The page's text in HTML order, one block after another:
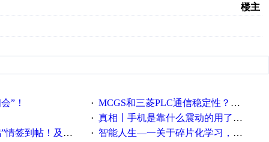
楼主
”！ · MCGS和三菱PLC通信稳定性？？？
· 真相丨手机是靠什么震动的用了这么多年才知道！
时更新在线研讨会预告
·
智能人生—一关于碎片化学习，看这一篇就够了！